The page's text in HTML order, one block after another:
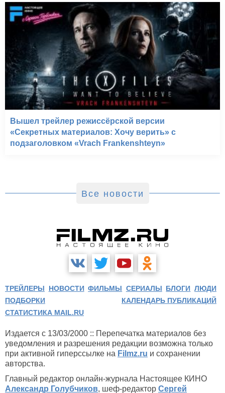
Вышел трейлер режиссёрской версии
«Секретных материалов: Хочу верить» с
подзаголовком «Vrach Frankenshteyn»
Все новости
ТРЕЙЛЕРЫ НОВОСТИ ФИЛЬМЫ СЕРИАЛЫ БЛОГИ ЛЮДИ
ПОДБОРКИ
КАЛЕНДАРЬ ПУБЛИКАЦИЙ
СТАТИСТИКА MAIL.RU
Издается с 13/03/2000 :: Перепечатка материалов без
уведомления и разрешения редакции возможна только
при активной гиперссылке на Filmz.ru и сохранении
авторства.
Главный редактор онлайн-журнала Настоящее КИНО
Александр Голубчиков, шеф-редактор Сергей